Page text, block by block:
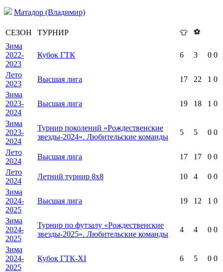
Матадор (Владимир)
СЕЗОН ТУРНИР 👕
⚽
Зима
2022-
2023
Кубок ГТК 6 3 0 0
Лето
2023
Высшая лига 17 22 1 0
Зима
2023-
2024
Высшая лига 19 18 1 0
Зима
2023-
2024
Турнир поколений «Рождественские
звезды-2024». Любительские команды
5 5 0 0
Лето
2024
Высшая лига 17 17 0 0
Лето
2024
Летний турнир 8х8 10 4 0 0
Зима
2024-
2025
Высшая лига 19 12 1 0
Зима
2024-
2025
Турнир по футзалу «Рождественские
звезды-2025». Любительские команды
4 4 0 0
Зима
2024-
2025
Кубок ГТК-XI 6 5 0 0